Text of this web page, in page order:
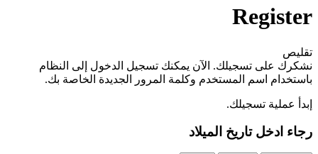
Register
تقليص
نشكرك على تسجيلك. الآن يمكنك تسجيل الدخول إلى النظام
باستخدام اسم المستخدم وكلمة المرور الجديدة الخاصة بك.
إبدأ عملية تسجيلك.
رجاء ادخل تاريخ الميلاد